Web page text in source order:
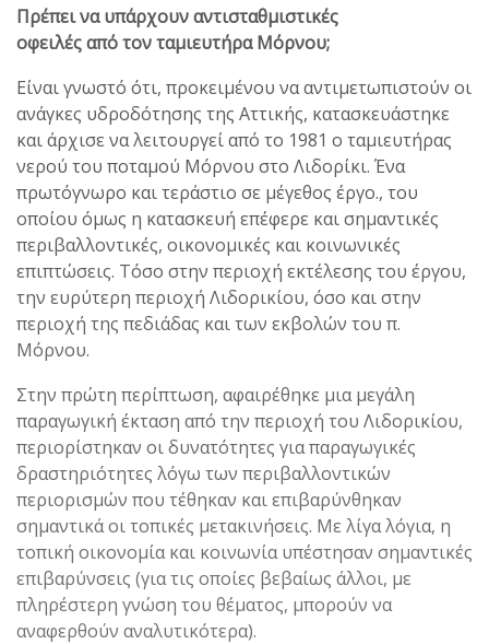
Πρέπει να υπάρχουν αντισταθμιστικές
οφειλές από τον ταμιευτήρα Μόρνου;
Είναι γνωστό ότι, προκειμένου να αντιμετωπιστούν οι
ανάγκες υδροδότησης της Αττικής, κατασκευάστηκε
και άρχισε να λειτουργεί από το 1981 ο ταμιευτήρας
νερού του ποταμού Μόρνου στο Λιδορίκι. Ένα
πρωτόγνωρο και τεράστιο σε μέγεθος έργο., του
οποίου όμως η κατασκευή επέφερε και σημαντικές
περιβαλλοντικές, οικονομικές και κοινωνικές
επιπτώσεις. Τόσο στην περιοχή εκτέλεσης του έργου,
την ευρύτερη περιοχή Λιδορικίου, όσο και στην
περιοχή της πεδιάδας και των εκβολών του π.
Μόρνου.
Στην πρώτη περίπτωση, αφαιρέθηκε μια μεγάλη
παραγωγική έκταση από την περιοχή του Λιδορικίου,
περιορίστηκαν οι δυνατότητες για παραγωγικές
δραστηριότητες λόγω των περιβαλλοντικών
περιορισμών που τέθηκαν και επιβαρύνθηκαν
σημαντικά οι τοπικές μετακινήσεις. Με λίγα λόγια, η
τοπική οικονομία και κοινωνία υπέστησαν σημαντικές
επιβαρύνσεις (για τις οποίες βεβαίως άλλοι, με
πληρέστερη γνώση του θέματος, μπορούν να
αναφερθούν αναλυτικότερα).